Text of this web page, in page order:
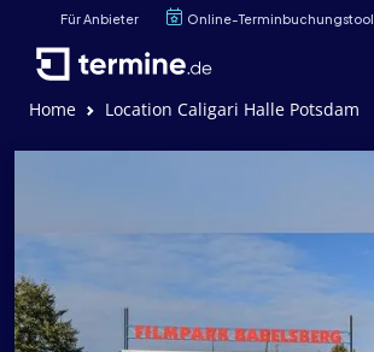
Für Anbieter Online-Terminbuchungstool
Home Location Caligari Halle Potsdam